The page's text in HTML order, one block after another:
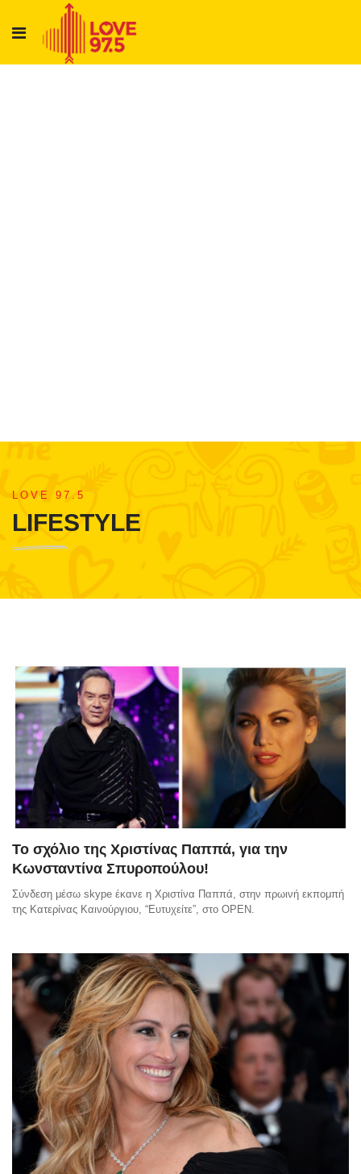
LOVE 97.5
LIFESTYLE
Το σχόλιο της Χριστίνας Παππά, για την
Κωνσταντίνα Σπυροπούλου!
Σύνδεση μέσω skype έκανε η Χριστίνα Παππά, στην πρωινή εκπομπή
της Κατερίνας Καινούργιου, “Ευτυχείτε”, στο OPEN.